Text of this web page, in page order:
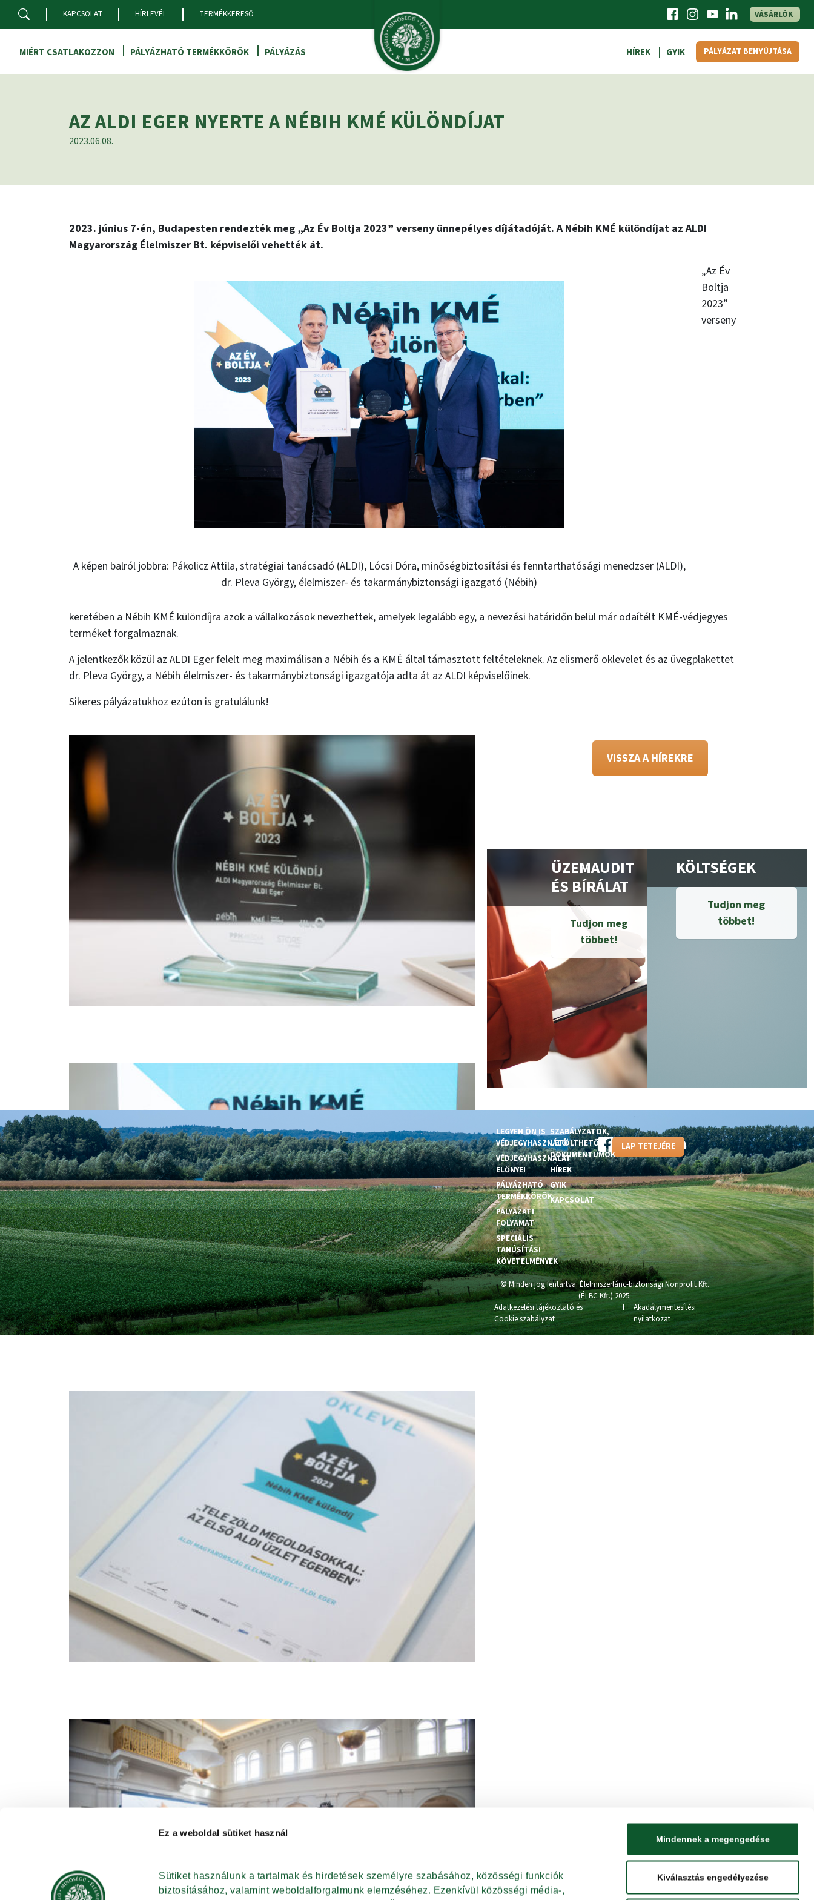
Ez a weboldal sütiket használ
Sütiket használunk a tartalmak és hirdetések személyre szabásához, közösségi funkciók
biztosításához, valamint weboldalforgalmunk elemzéséhez. Ezenkívül közösségi média-,
Mindennek a megengedése
Kiválasztás engedélyezése
Skip to main content
KAPCSOLAT HÍRLEVÉL TERMÉKKERESŐ VÁSÁRLÓK
MIÉRT CSATLAKOZZON PÁLYÁZHATÓ TERMÉKKÖRÖK PÁLYÁZÁS HÍREK GYIK PÁLYÁZAT BENYÚJTÁSA
AZ ALDI EGER NYERTE A NÉBIH KMÉ KÜLÖNDÍJAT
2023.06.08.
2023. június 7-én, Budapesten rendezték meg „Az Év Boltja 2023” verseny ünnepélyes díjátadóját. A Nébih KMÉ különdíjat az ALDI
Magyarország Élelmiszer Bt. képviselői vehették át.
A képen balról jobbra: Pákolicz Attila, stratégiai tanácsadó (ALDI), Lócsi Dóra, minőségbiztosítási és fenntarthatósági menedzser (ALDI),
dr. Pleva György, élelmiszer- és takarmánybiztonsági igazgató (Nébih)
„Az Év
Boltja
2023”
verseny
keretében a Nébih KMÉ különdíjra azok a vállalkozások nevezhettek, amelyek legalább egy, a nevezési határidőn belül már odaítélt KMÉ-védjegyes
terméket forgalmaznak.
A jelentkezők közül az ALDI Eger felelt meg maximálisan a Nébih és a KMÉ által támasztott feltételeknek. Az elismerő oklevelet és az üvegplakettet
dr. Pleva György, a Nébih élelmiszer- és takarmánybiztonsági igazgatója adta át az ALDI képviselőinek.
Sikeres pályázatukhoz ezúton is gratulálunk!
VISSZA A HÍREKRE
ÜZEMAUDIT
ÉS BÍRÁLAT
Tudjon meg
többet!
KÖLTSÉGEK
Tudjon meg
többet!
LEGYEN ÖN IS
VÉDJEGYHASZNÁLÓ
VÉDJEGYHASZNÁLAT
ELŐNYEI
PÁLYÁZHATÓ
TERMÉKKÖRÖK
PÁLYÁZATI
FOLYAMAT
SPECIÁLIS
TANÚSÍTÁSI
KÖVETELMÉNYEK
SZABÁLYZATOK,
LETÖLTHETŐ
DOKUMENTUMOK
HÍREK
GYIK
KAPCSOLAT
LAP TETEJÉRE
© Minden jog fentartva. Élelmiszerlánc-biztonsági Nonprofit Kft.
(ÉLBC Kft.) 2025.
Adatkezelési tájékoztató és
Cookie szabályzat
Akadálymentesítési
nyilatkozat